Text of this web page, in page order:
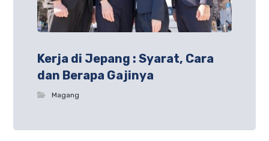
Kerja di Jepang : Syarat, Cara
dan Berapa Gajinya
Magang